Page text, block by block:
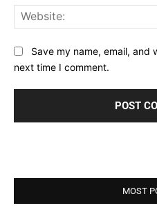
Save my name, email, and
next time I comment.
MOST